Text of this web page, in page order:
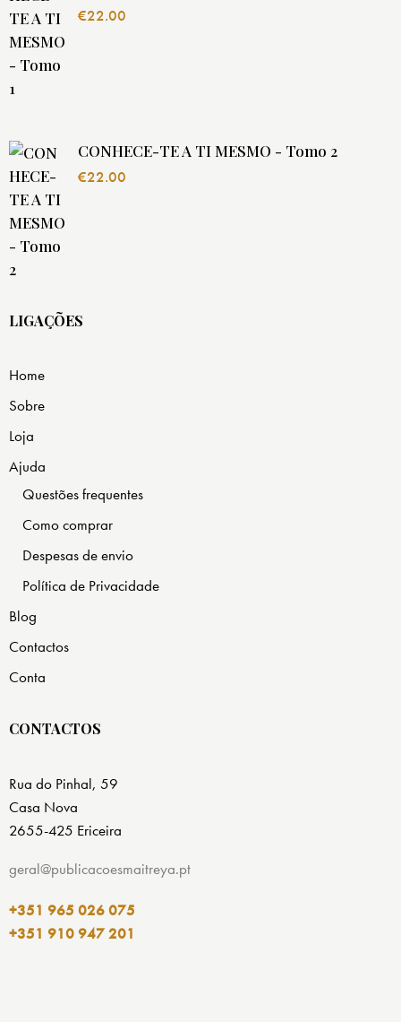
€22.00
CONHECE-TE A TI MESMO - Tomo 2
€22.00
LIGAÇÕES
Home
Sobre
Loja
Ajuda
Questões frequentes
Como comprar
Despesas de envio
Política de Privacidade
Blog
Contactos
Conta
CONTACTOS
Rua do Pinhal, 59
Casa Nova
2655-425 Ericeira
geral@publicacoesmaitreya.pt
+351 965 026 075
+351 910 947 201